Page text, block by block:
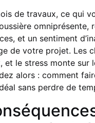
de travaux, ce qui
omniprésente,
et un sentiment
de votre projet. Les
et le stress monte sur
alors : comment
sans perdre de